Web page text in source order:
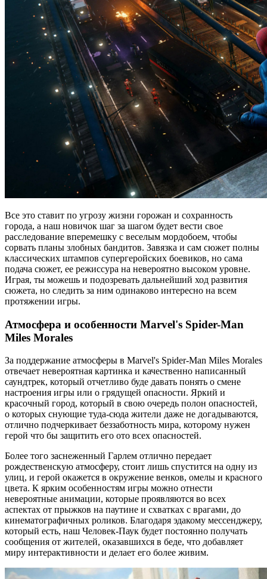
Все это ставит по угрозу жизни горожан и сохранность
города, а наш новичок шаг за шагом будет вести свое
расследование вперемешку с веселым мордобоем, чтобы
сорвать планы злобных бандитов. Завязка и сам сюжет полны
классических штампов супергеройских боевиков, но сама
подача сюжет, ее режиссура на невероятно высоком уровне.
Играя, ты можешь и подозревать дальнейший ход развития
сюжета, но следить за ним одинаково интересно на всем
протяжении игры.
Атмосфера и особенности Marvel's Spider-Man
Miles Morales
За поддержание атмосферы в Marvel's Spider-Man Miles Morales
отвечает невероятная картинка и качественно написанный
саундтрек, который отчетливо буде давать понять о смене
настроения игры или о грядущей опасности. Яркий и
красочный город, который в свою очередь полон опасностей,
о которых снующие туда-сюда жители даже не догадываются,
отлично подчеркивает беззаботность мира, которому нужен
герой что бы защитить его ото всех опасностей.
Более того заснеженный Гарлем отлично передает
рождественскую атмосферу, стоит лишь спустится на одну из
улиц, и герой окажется в окружение венков, омелы и красного
цвета. К ярким особенностям игры можно отнести
невероятные анимации, которые проявляются во всех
аспектах от прыжков на паутине и схватках с врагами, до
кинематографичных роликов. Благодаря эдакому мессенджеру,
который есть, наш Человек-Паук будет постоянно получать
сообщения от жителей, оказавшихся в беде, что добавляет
миру интерактивности и делает его более живим.